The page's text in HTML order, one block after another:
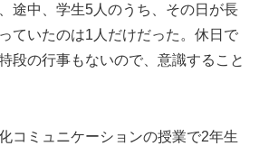
途中、学生5人のうち、その日が長
ていたのは1人だけだった。休日で
段の行事もないので、意識すること
コミュニケーションの授業で2年生